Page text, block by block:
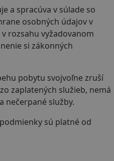
a spracúva v súlade so
osobných údajov v
rozsahu vyžadovanom
si zákonných
pobytu svojvoľne zruší
zaplatených služieb, nemá
nečerpané služby.
sú platné od